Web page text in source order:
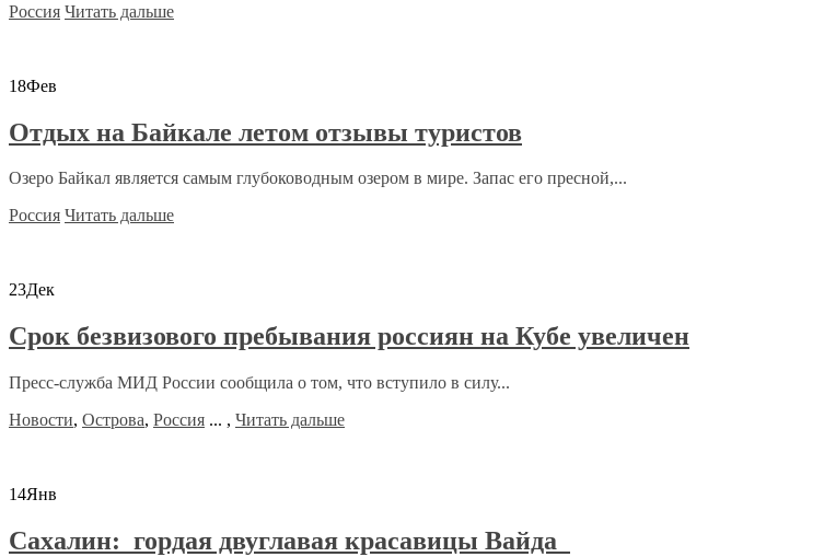
Россия Читать дальше
18Фев
Отдых на Байкале летом отзывы туристов
Озеро Байкал является самым глубоководным озером в мире. Запас его пресной,...
Россия Читать дальше
23Дек
Срок безвизового пребывания россиян на Кубе увеличен
Пресс-служба МИД России сообщила о том, что вступило в силу...
Новости, Острова, Россия ... , Читать дальше
14Янв
Сахалин: гордая двуглавая красавицы Вайда